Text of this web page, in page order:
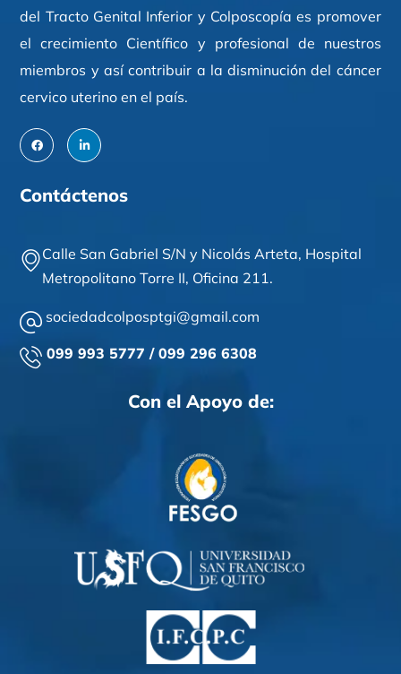
del Tracto Genital Inferior y Colposcopía es promover
el crecimiento Científico y profesional de nuestros
miembros y así contribuir a la disminución del cáncer
cervico uterino en el país.
Contáctenos
Calle San Gabriel S/N y Nicolás Arteta, Hospital
Metropolitano Torre II, Oficina 211.
sociedadcolposptgi@gmail.com
099 993 5777 / 099 296 6308
Con el Apoyo de: